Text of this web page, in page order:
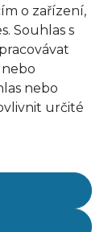
o zařízení,
Souhlas s
nebo
určité